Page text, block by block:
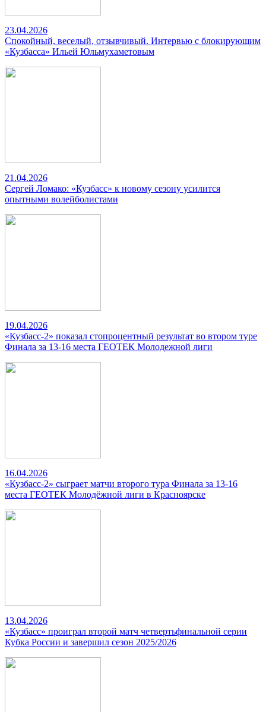
23.04.2026
Спокойный, веселый, отзывчивый. Интервью с блокирующим
«Кузбасса» Ильей Юльмухаметовым
21.04.2026
Сергей Ломако: «Кузбасс» к новому сезону усилится
опытными волейболистами
19.04.2026
«Кузбасс-2» показал стопроцентный результат во втором туре
Финала за 13-16 места ГЕОТЕК Молодежной лиги
16.04.2026
«Кузбасс-2» сыграет матчи второго тура Финала за 13-16
места ГЕОТЕК Молодёжной лиги в Красноярске
13.04.2026
«Кузбасс» проиграл второй матч четвертьфинальной серии
Кубка России и завершил сезон 2025/2026